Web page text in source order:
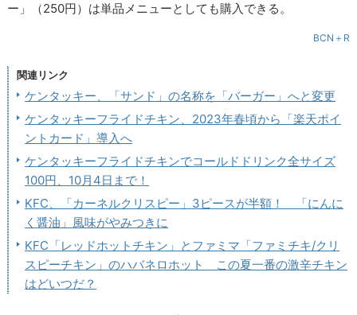
ー」（250円）は単品メニューとしても購入できる。
BCN＋R
関連リンク
ケンタッキー、「サンド」の名称を「バーガー」へと変更
ケンタッキーフライドチキン、2023年春頃から「楽天ポイ
ントカード」導入へ
ケンタッキーフライドチキンでコールドドリンク全サイズ
100円、10月4日まで！
KFC、「カーネルクリスピー」3ピースが半額！ 「にんに
く醤油」風味がやみつきに
KFC「レッドホットチキン」とファミマ「ファミチキ/クリ
スピーチキン」のハバネロホット この夏一番の激辛チキン
はどいつだ？